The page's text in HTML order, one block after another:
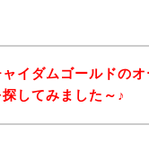
ャイダムゴールドの
してみました～♪